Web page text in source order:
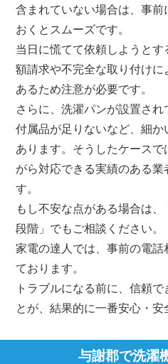
含まれていない場合は、事
おくとスムーズです。
当日に慌てて依頼しようと
額請求や不完全な取り付け
あるため注意が必要です。
さらに、洗濯パンが設置され
付属品が足りないなど、細
あります。そうしたケース
がら対応できる実績のある
す。
もし不安な点がある場合は
段階」でもご相談ください。
家電の達人では、事前の電
ております。
トラブルになる前に、信頼
とが、結果的に一番安心・安
与謝郡で洗濯